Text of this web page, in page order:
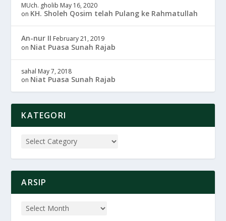
MUch. gholib May 16, 2020
on KH. Sholeh Qosim telah Pulang ke Rahmatullah
An-nur II February 21, 2019
on Niat Puasa Sunah Rajab
sahal May 7, 2018
on Niat Puasa Sunah Rajab
KATEGORI
ARSIP